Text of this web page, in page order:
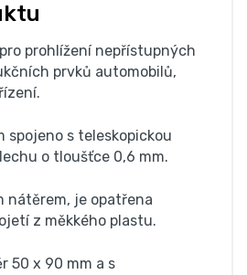
prohlížení nepřístupných
prvků automobilů,
spojeno s teleskopickou
o tloušťce 0,6 mm.
nátěrem, je opatřena
z měkkého plastu.
50 x 90 mm a s